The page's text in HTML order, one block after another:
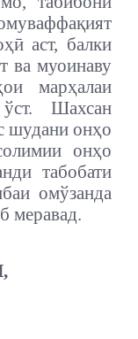
аст, балки
ва муоинаву
марҳалаи
ўст. Шахсан
шудани онҳо
онҳо
табобати
омўзанда
меравад.